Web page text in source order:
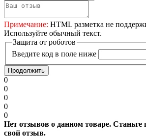
Примечание: HTML разметка не
Используйте обычный текст.
Защита от роботов
Введите код в поле ниже
Продолжить
0
0
0
0
0
Нет отзывов о данном товаре. Станьте
свой отзыв.